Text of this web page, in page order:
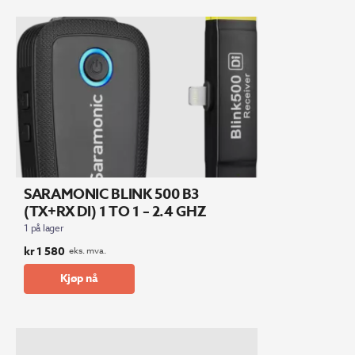
SARAMONIC BLINK 500 B3
(TX+RX DI) 1 TO 1 – 2.4 GHZ
1 på lager
kr1 580 eks. mva.
Kjøp nå